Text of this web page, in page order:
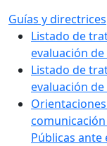
Guías y directrices
Listado de
evaluación
Listado de
evaluación
Públicas ante